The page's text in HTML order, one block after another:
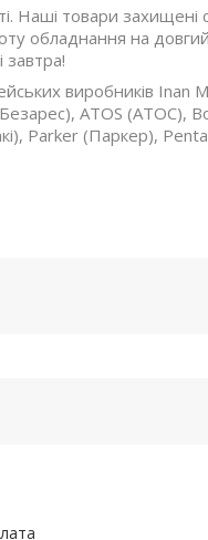
Наші товари захищені
обладнання на
завтра!
виробників Inan
ATOS (АТОС),
Parker (Паркер), Penta